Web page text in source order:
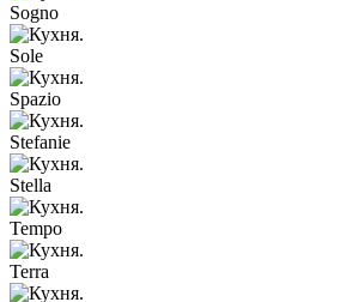
Sogno
Sole
Spazio
Stefanie
Stella
Tempo
Terra